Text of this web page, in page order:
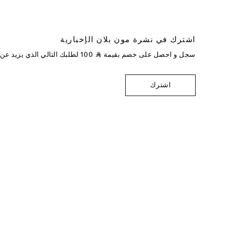
اشترك في نشرة مون بلان الإخبارية
سجل و احصل على خصم بقيمة ⃁ لطلبك التالي الذي يزيد عن
اشترك